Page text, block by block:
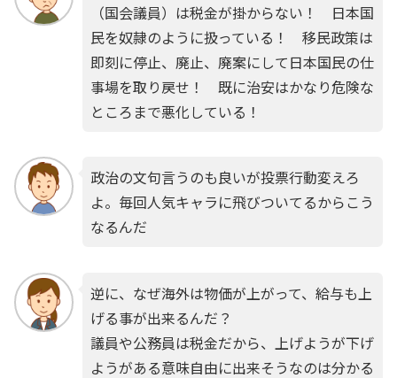
（国会議員）は税金が掛からない！ 日本国
民を奴隷のように扱っている！ 移民政策は
即刻に停止、廃止、廃案にして日本国民の仕
事場を取り戻せ！ 既に治安はかなり危険な
ところまで悪化している！
政治の文句言うのも良いが投票行動変えろ
よ。毎回人気キャラに飛びついてるからこう
なるんだ
逆に、なぜ海外は物価が上がって、給与も上
げる事が出来るんだ？
議員や公務員は税金だから、上げようが下げ
ようがある意味自由に出来そうなのは分かる